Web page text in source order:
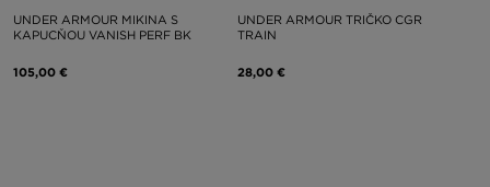
UNDER ARMOUR MIKINA S
KAPUCŇOU VANISH PERF BK
105,00 €
UNDER ARMOUR TRIČKO CGR
TRAIN
28,00 €